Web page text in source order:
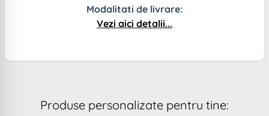
Modalitati de livrare:
Vezi aici detalii...
Produse personalizate pentru tine: